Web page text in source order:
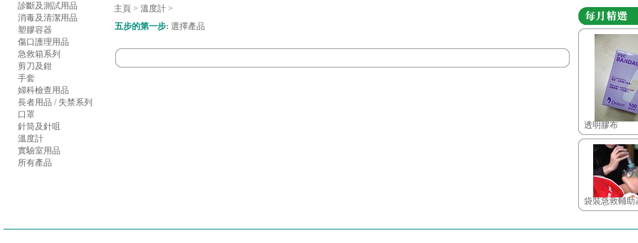
診斷及測試用品
消毒及清潔用品
塑膠容器
傷口護理用品
急救箱系列
剪刀及鉗
手套
婦科檢查用品
長者用品 / 失禁系列
口罩
針筒及針咀
溫度計
實驗室用品
所有產品
主頁 > 溫度計 >
五步的第一步: 選擇產品
透明膠布
袋裝急救輔助